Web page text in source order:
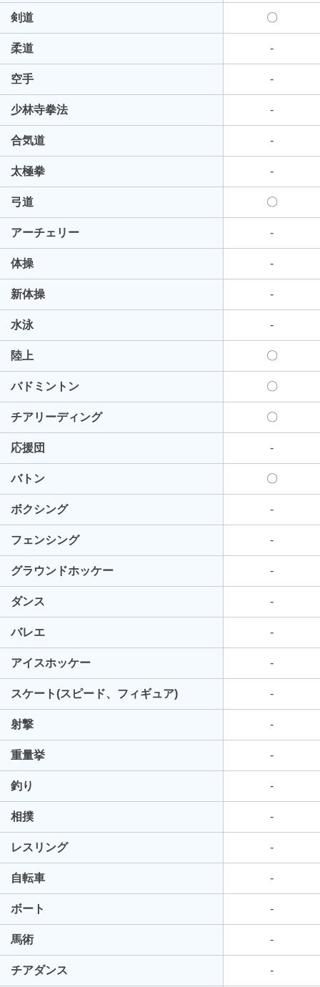
剣道 〇
柔道 -
空手 -
少林寺拳法 -
合気道 -
太極拳 -
弓道 〇
アーチェリー -
体操 -
新体操 -
水泳 -
陸上 〇
バドミントン 〇
チアリーディング 〇
応援団 -
バトン 〇
ボクシング -
フェンシング -
グラウンドホッケー -
ダンス -
バレエ -
アイスホッケー -
スケート(スピード、フィギュア) -
射撃 -
重量挙 -
釣り -
相撲 -
レスリング -
自転車 -
ボート -
馬術 -
チアダンス -